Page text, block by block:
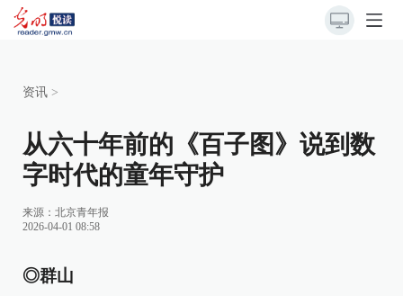
资讯 >
从六十年前的《百子图》说到数
字时代的童年守护
来源： 北京青年报
2026-04-01 08:58
◎群山